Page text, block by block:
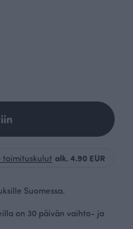
toimituskulut alk. 4.90 EUR
Suomessa.
on 30 päivän vaihto- ja